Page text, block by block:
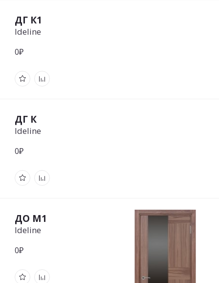
ДГ К1
Ideline
0₽
ДГ К
Ideline
0₽
ДО М1
Ideline
0₽